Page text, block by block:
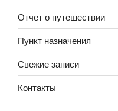
Отчет о путешествии
Пункт назначения
Свежие записи
Контакты